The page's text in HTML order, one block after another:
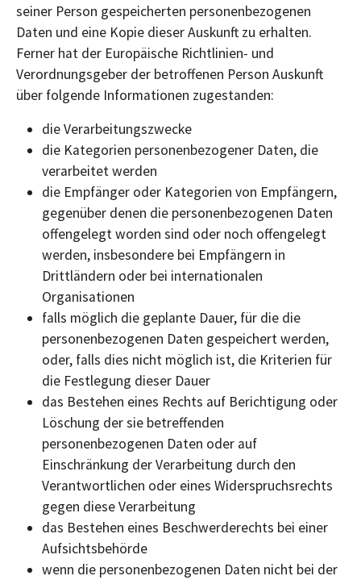
seiner Person gespeicherten personenbezogenen
Daten und eine Kopie dieser Auskunft zu erhalten.
Ferner hat der Europäische Richtlinien- und
Verordnungsgeber der betroffenen Person Auskunft
über folgende Informationen zugestanden:
die Verarbeitungszwecke
die Kategorien personenbezogener Daten, die
verarbeitet werden
die Empfänger oder Kategorien von Empfängern,
gegenüber denen die personenbezogenen Daten
offengelegt worden sind oder noch offengelegt
werden, insbesondere bei Empfängern in
Drittländern oder bei internationalen
Organisationen
falls möglich die geplante Dauer, für die die
personenbezogenen Daten gespeichert werden,
oder, falls dies nicht möglich ist, die Kriterien für
die Festlegung dieser Dauer
das Bestehen eines Rechts auf Berichtigung oder
Löschung der sie betreffenden
personenbezogenen Daten oder auf
Einschränkung der Verarbeitung durch den
Verantwortlichen oder eines Widerspruchsrechts
gegen diese Verarbeitung
das Bestehen eines Beschwerderechts bei einer
Aufsichtsbehörde
wenn die personenbezogenen Daten nicht bei der